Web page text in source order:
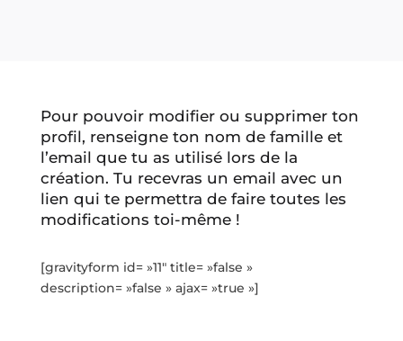
Pour pouvoir modifier ou supprimer ton
profil, renseigne ton nom de famille et
l’email que tu as utilisé lors de la
création. Tu recevras un email avec un
lien qui te permettra de faire toutes les
modifications toi-même !
[gravityform id= »11″ title= »false »
description= »false » ajax= »true »]